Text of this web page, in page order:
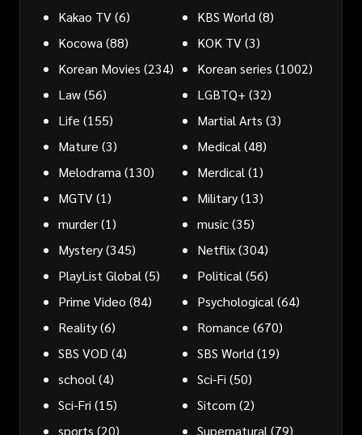
Kakao TV(6) KBS World (8)
Kocowa (88) KOK TV(3)
Korean Movies (234) Korean series (1002)
Law(56) LGBTQ+ (32)
Life (155) Martial Arts (3)
Mature (3) Medical (48)
Melodrama (130) Merdical (1)
MGTV(1) Military(13)
murder(1) music(35)
Mystery(345) Netflix(304)
PlayList Global (5) Political (56)
Prime Video (84) Psychological (64)
Reality(6) Romance (670)
SBS VOD (4) SBS World (19)
school (4) Sci-Fi (50)
Sci-Fri (15) Sitcom (2)
sports (20) Supernatural (79)